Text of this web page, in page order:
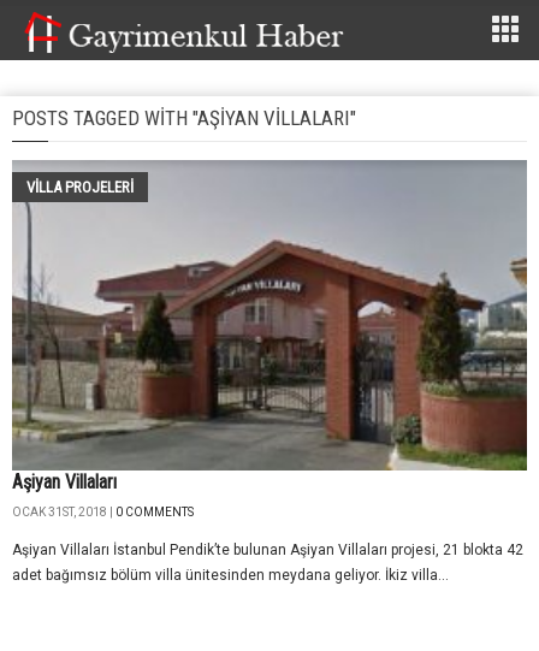
POSTS TAGGED WITH "AŞIYAN VILLALARI"
VILLA PROJELERI
Aşiyan Villaları
OCAK 31ST, 2018 | 0 COMMENTS
Aşiyan Villaları İstanbul Pendik’te bulunan Aşiyan Villaları projesi, 21 blokta 42
adet bağımsız bölüm villa ünitesinden meydana geliyor. İkiz villa...